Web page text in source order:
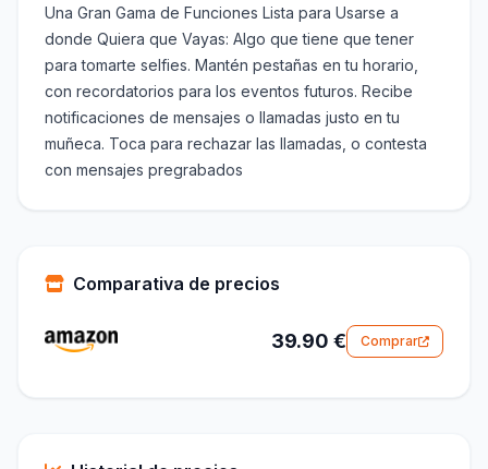
Una Gran Gama de Funciones Lista para Usarse a
donde Quiera que Vayas: Algo que tiene que tener
para tomarte selfies. Mantén pestañas en tu horario,
con recordatorios para los eventos futuros. Recibe
notificaciones de mensajes o llamadas justo en tu
muñeca. Toca para rechazar las llamadas, o contesta
con mensajes pregrabados
Comparativa de precios
39.90 € Comprar